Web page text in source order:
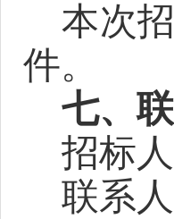
本次
件。
七、
招标
联系人